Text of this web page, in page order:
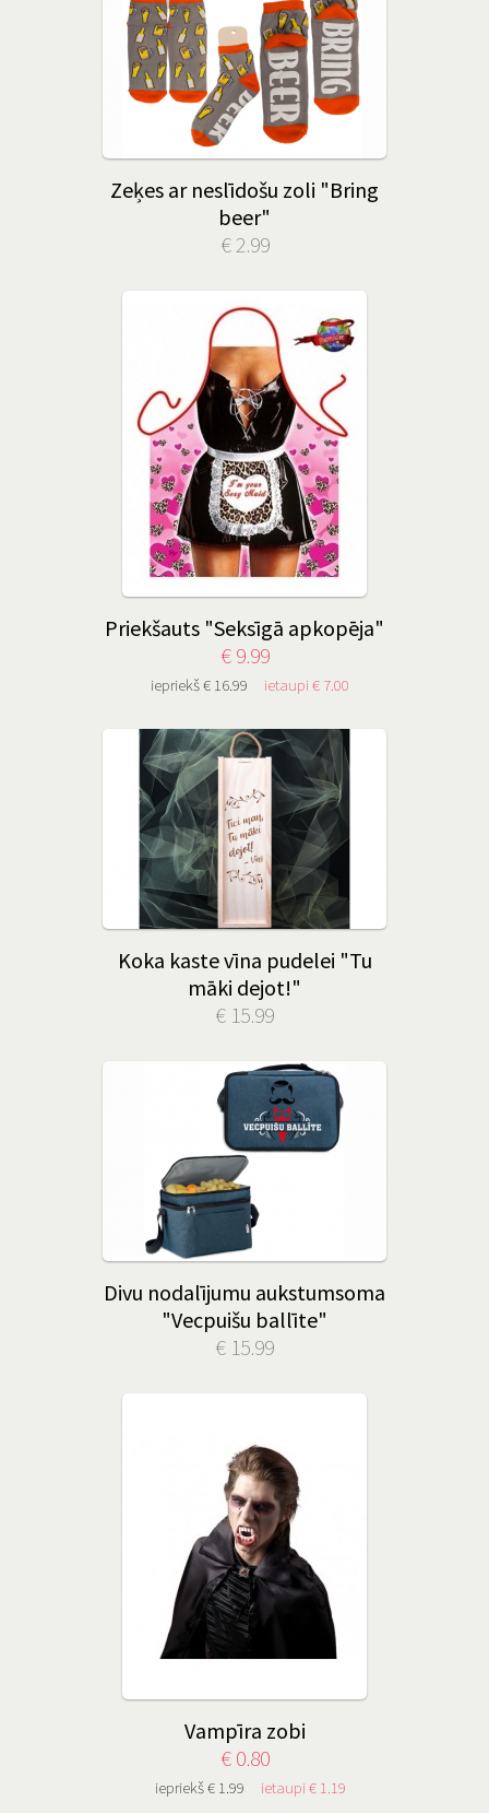
Zeķes ar neslīdošu zoli "Bring
beer"
€ 2.99
Priekšauts "Seksīgā apkopēja"
€ 9.99
iepriekš € 16.99 ietaupi € 7.00
Koka kaste vīna pudelei "Tu
māki dejot!"
€ 15.99
Divu nodalījumu aukstumsoma
"Vecpuišu ballīte"
€ 15.99
Vampīra zobi
€ 0.80
iepriekš € 1.99 ietaupi € 1.19